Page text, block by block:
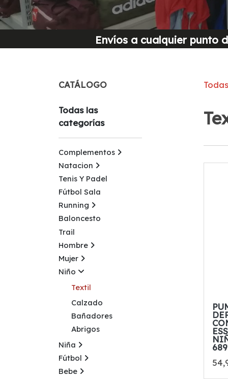
Envíos a cualquier punto
CATÁLOGO
Todas las
categorías
Complementos
Natacion
Tenis Y Padel
Fútbol Sala
Running
Baloncesto
Trail
Hombre
Mujer
Niño
Textil
Calzado
Bañadores
Abrigos
Niña
Fútbol
Bebe